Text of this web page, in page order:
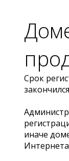
Срок
закончился
иначе